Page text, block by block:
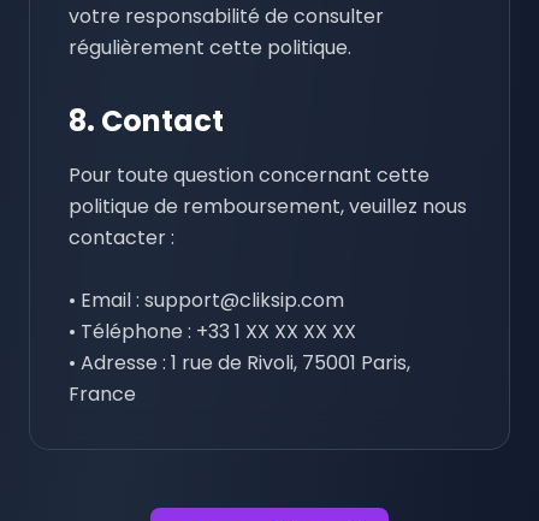
votre responsabilité de consulter
régulièrement cette politique.
8. Contact
Pour toute question concernant cette
politique de remboursement, veuillez nous
contacter :
• Email : support@cliksip.com
• Téléphone : +33 1 XX XX XX XX
• Adresse : 1 rue de Rivoli, 75001 Paris,
France